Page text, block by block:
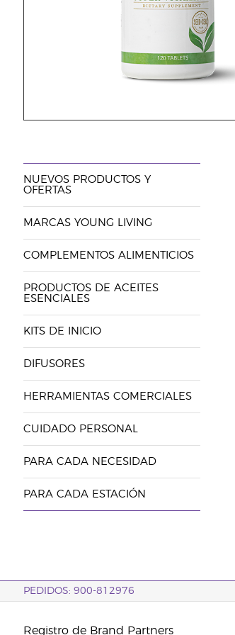
NUEVOS PRODUCTOS Y
OFERTAS
MARCAS YOUNG LIVING
COMPLEMENTOS ALIMENTICIOS
PRODUCTOS DE ACEITES
ESENCIALES
KITS DE INICIO
DIFUSORES
HERRAMIENTAS COMERCIALES
CUIDADO PERSONAL
PARA CADA NECESIDAD
PARA CADA ESTACIÓN
PEDIDOS: 900-812976
Registro de Brand Partners